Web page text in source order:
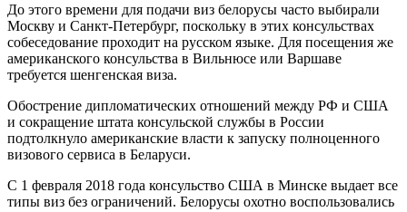
До этого времени для подачи виз белорусы часто выбирали
Москву и Санкт-Петербург, поскольку в этих консульствах
собеседование проходит на русском языке. Для посещения же
американского консульства в Вильнюсе или Варшаве
требуется шенгенская виза.
Обострение дипломатических отношений между РФ и США
и сокращение штата консульской службы в России
подтолкнуло американские власти к запуску полноценного
визового сервиса в Беларуси.
С 1 февраля 2018 года консульство США в Минске выдает все
типы виз без ограничений. Белорусы охотно воспользовались